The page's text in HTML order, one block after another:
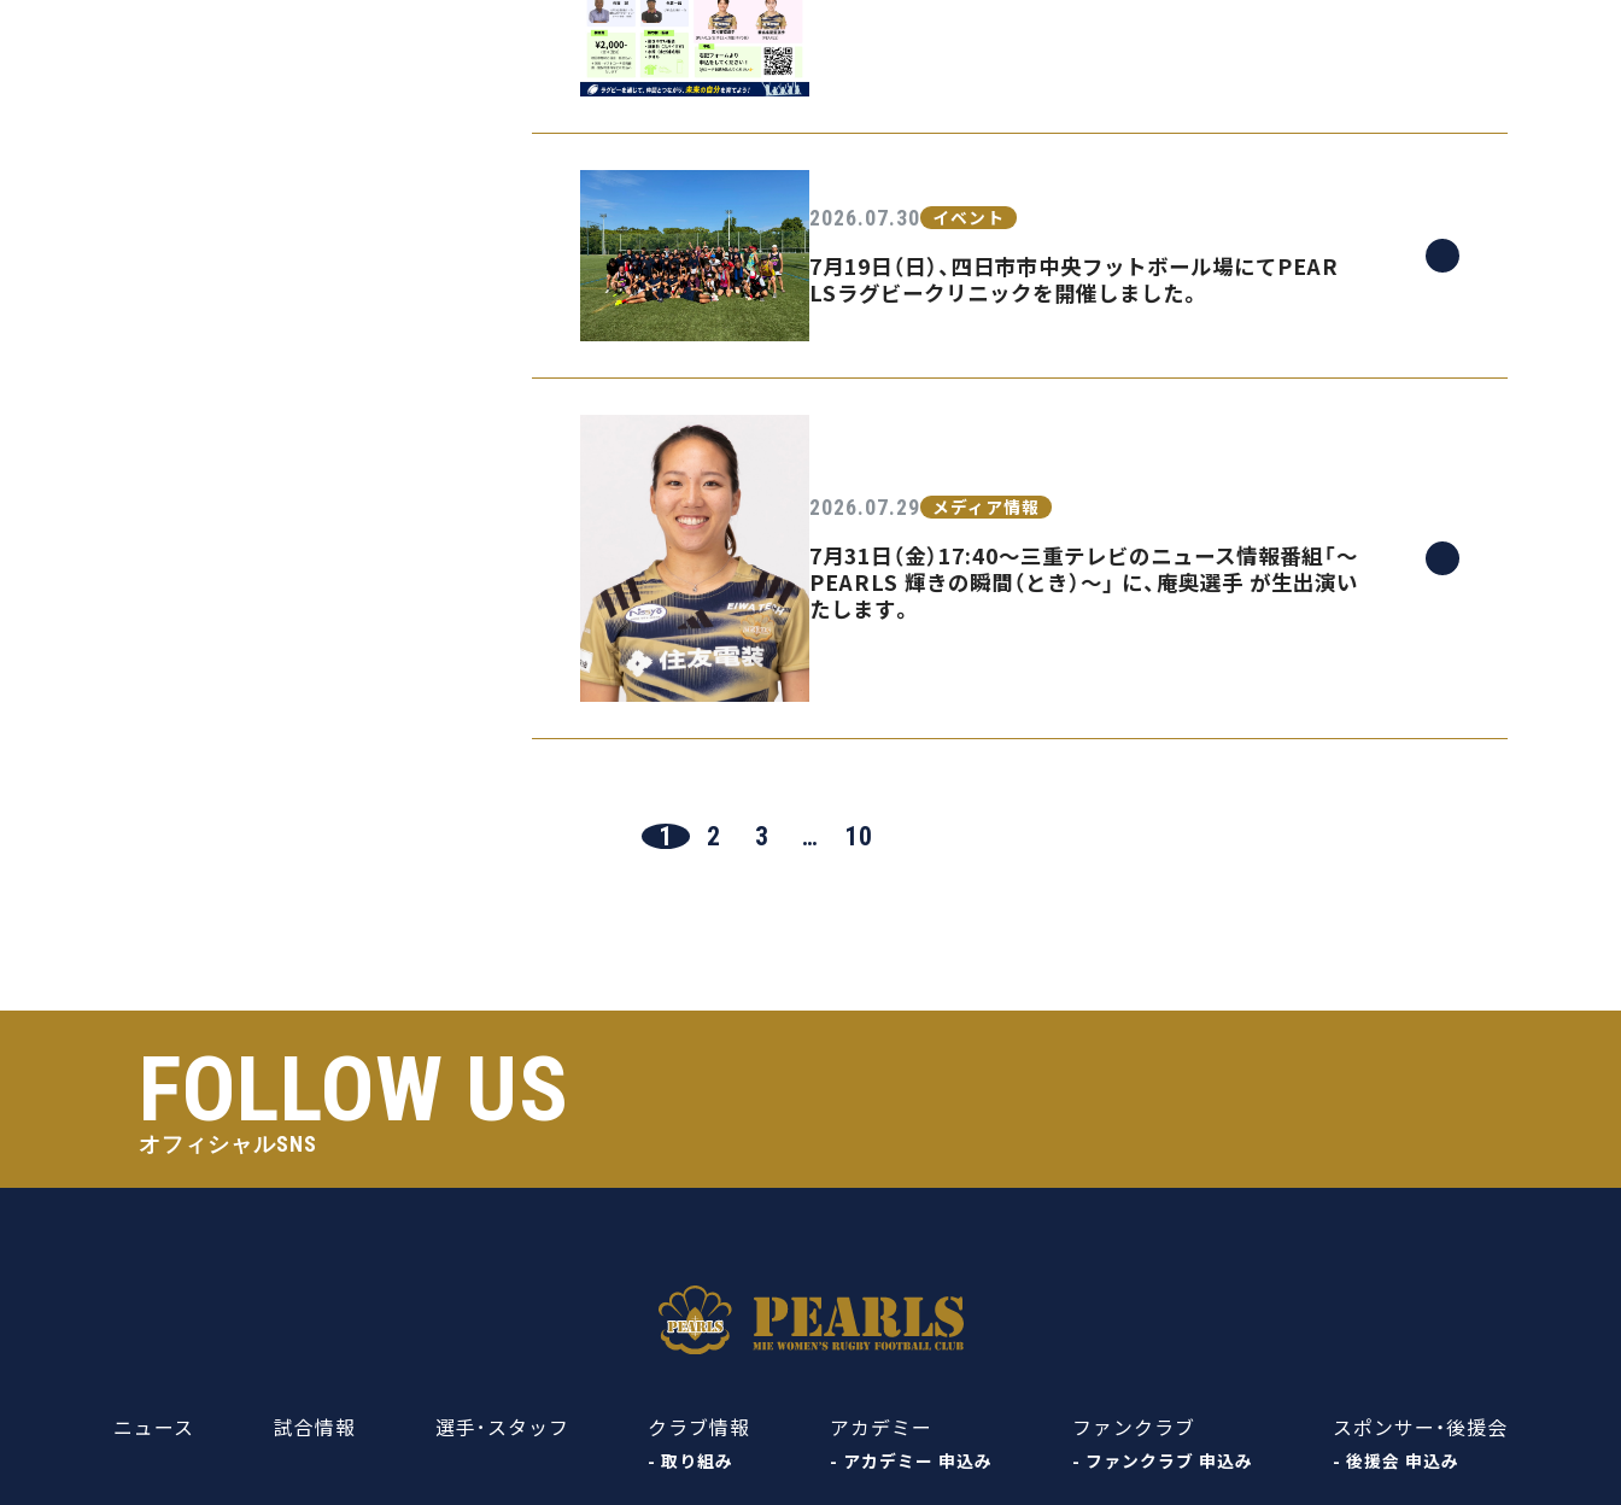
2026.07.30 イベント
7月19日（日）、四日市市中央フットボール場にてPEAR
LSラグビークリニックを開催しました。
2026.07.29 メディア情報
7月31日（金）17:40〜三重テレビのニュース情報番組「〜
PEARLS 輝きの瞬間（とき）〜」 に、庵奥選手 が生出演い
たします。
1 2 3 … 10
FOLLOW US
オフィシャルSNS
ニュース 試合情報 選手･スタッフ クラブ情報
- 取り組み
アカデミー
- アカデミー 申込み
ファンクラブ
- ファンクラブ 申込み
スポンサー・後援会
- 後援会 申込み